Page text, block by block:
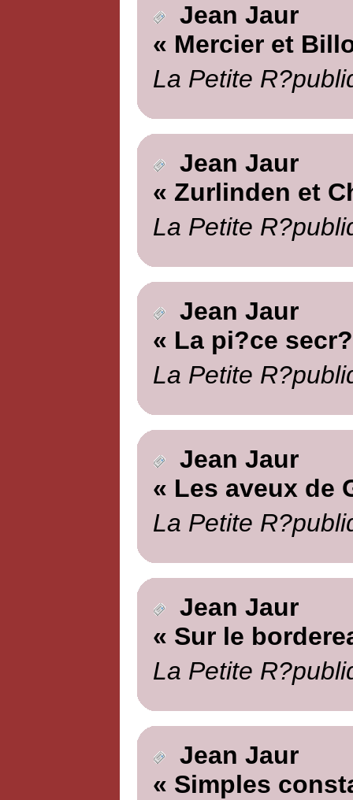
Jean Jaur
« Mercier et
La Petite
Jean Jaur
« Zurlinden et
La Petite
Jean Jaur
« La pi?ce
La Petite
Jean Jaur
« Les aveux de
La Petite
Jean Jaur
« Sur le
La Petite
Jean Jaur
« Simples